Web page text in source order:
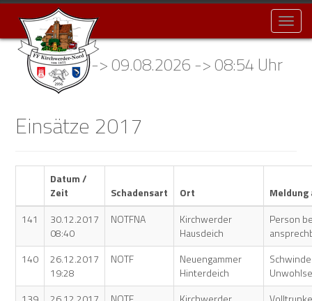
Toggle
073 -> 09.08.2026 -> 08:54 Uhr ->
Einsätze 2017
Datum /
Zeit
Schadensart Ort
Meldung
141
30.12.2017
08:40
NOTFNA
Kirchwerder
Hausdeich
Person
140
26.12.2017
19:28
NOTF
Neuengammer
Hinterdeich